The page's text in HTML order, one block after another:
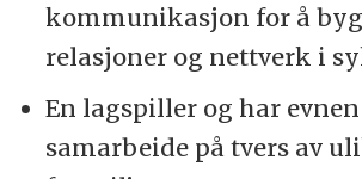
kommunikasjon for å
relasjoner og nettverk i
En lagspiller og har
samarbeide på tvers av